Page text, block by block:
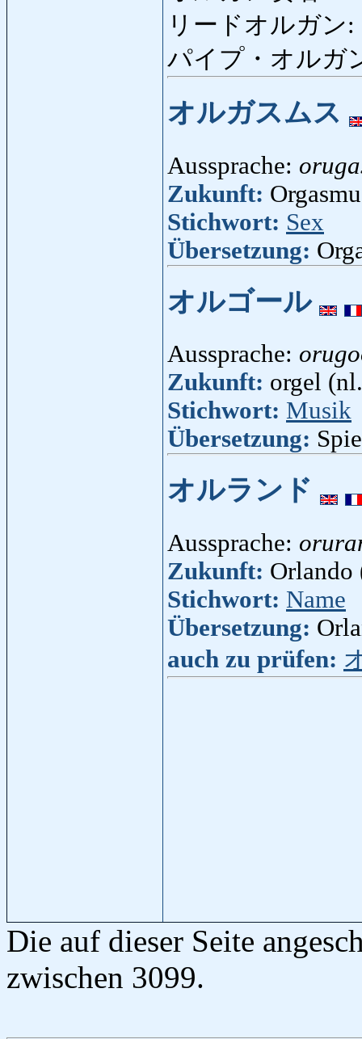
リードオルガン:
パイプ・オルガ
オルガスムス
Aussprache:
Zukunft:
Stichwort: Sex
Übersetzung:
オルゴール
Aussprache:
Zukunft: orgel
Stichwort: Musik
Übersetzung:
オルランド
Aussprache:
Zukunft: Orlando
Stichwort: Name
Übersetzung:
auch zu prüfen:
Die auf dieser Seite
zwischen 3099.